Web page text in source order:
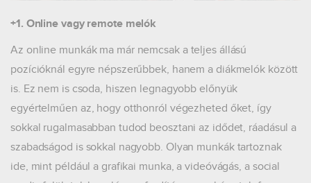
+1. Online vagy remote melók
Az online munkák ma már nemcsak a teljes állású
pozícióknál egyre népszerűbbek, hanem a diákmelók között
is. Ez nem is csoda, hiszen legnagyobb előnyük
egyértelműen az, hogy otthonról végezheted őket, így
sokkal rugalmasabban tudod beosztani az idődet, ráadásul a
szabadságod is sokkal nagyobb. Olyan munkák tartoznak
ide, mint például a grafikai munka, a videóvágás, a social